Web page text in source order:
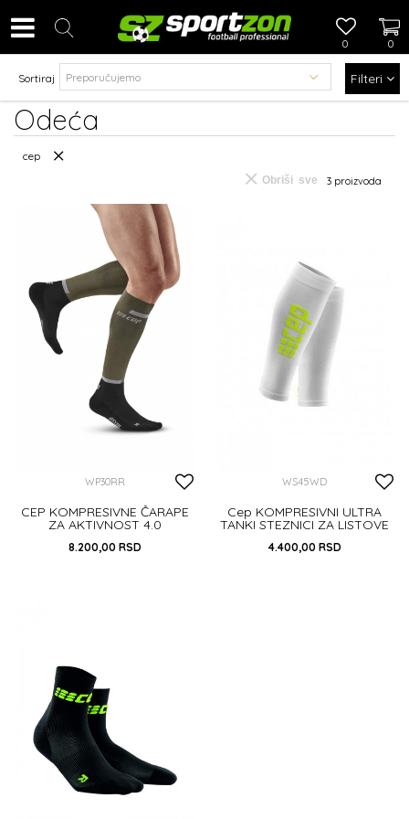
0
0
Odeća
Sortiraj Filteri
cep
3 proizvoda
Obriši sve
WP30RR
CEP KOMPRESIVNE ČARAPE
ZA AKTIVNOST 4.0
8.200,00 RSD
WS45WD
Cep KOMPRESIVNI ULTRA
TANKI STEZNICI ZA LISTOVE
4.400,00 RSD